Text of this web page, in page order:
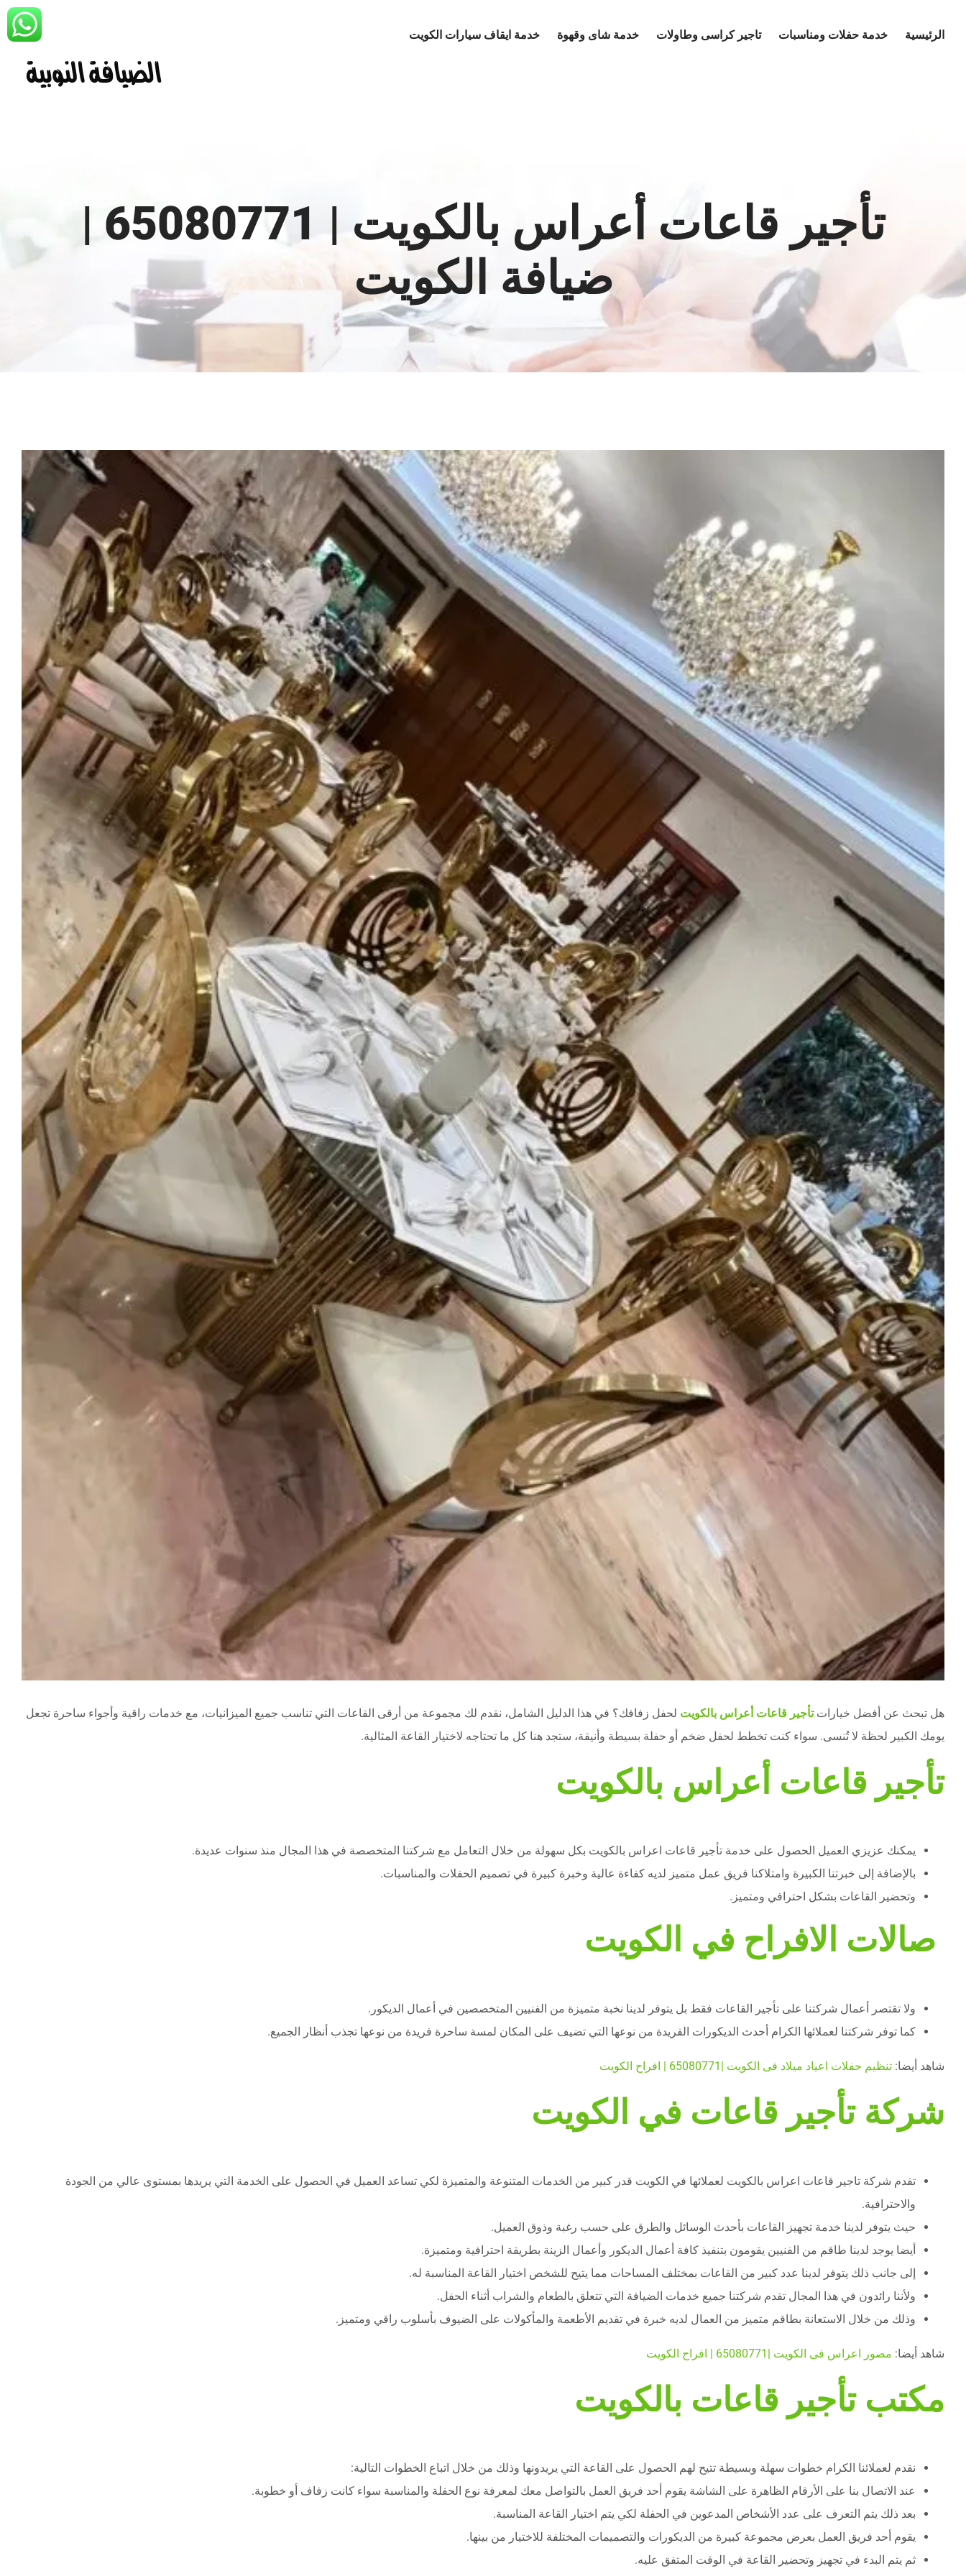
الرئيسية خدمة حفلات ومناسبات تاجير كراسى وطاولات خدمة شاى وقهوة خدمة ايقاف سيارات الكويت
تأجير قاعات أعراس بالكويت | 65080771 |
ضيافة الكويت
هل تبحث عن أفضل خياراتتأجير قاعات أعراس بالكويت لحفل زفافك؟ في هذا الدليل الشامل، نقدم لك مجموعة من أرقى القاعات التي تناسب جميع الميزانيات، مع خدمات راقية وأجواء ساحرة تجعل
يومك الكبير لحظة لا تُنسى. سواء كنت تخطط لحفل ضخم أو حفلة بسيطة وأنيقة، ستجد هنا كل ما تحتاجه لاختيار القاعة المثالية.
تأجير قاعات أعراس بالكويت
يمكنك عزيزي العميل الحصول على خدمة تأجير قاعات اعراس بالكويت بكل سهولة من خلال التعامل مع شركتنا المتخصصة في هذا المجال منذ سنوات عديدة.
بالإضافة إلى خبرتنا الكبيرة وامتلاكنا فريق عمل متميز لديه كفاءة عالية وخبرة كبيرة في تصميم الحفلات والمناسبات.
وتحضير القاعات بشكل احترافي ومتميز.
صالات الافراح في الكويت
ولا تقتصر أعمال شركتنا على تأجير القاعات فقط بل يتوفر لدينا نخبة متميزة من الفنيين المتخصصين في أعمال الديكور.
كما توفر شركتنا لعملائها الكرام أحدث الديكورات الفريدة من نوعها التي تضيف على المكان لمسة ساحرة فريدة من نوعها تجذب أنظار الجميع.
شاهد أيضا: تنظيم حفلات اعياد ميلاد فى الكويت |65080771 | افراح الكويت
شركة تأجير قاعات في الكويت
تقدم شركة تاجير قاعات اعراس بالكويت لعملائها في الكويت قدر كبير من الخدمات المتنوعة والمتميزة لكي تساعد العميل في الحصول على الخدمة التي يريدها بمستوى عالي من الجودة
والاحترافية.
حيث يتوفر لدينا خدمة تجهيز القاعات بأحدث الوسائل والطرق على حسب رغبة وذوق العميل.
أيضا يوجد لدينا طاقم من الفنيين يقومون بتنفيذ كافة أعمال الديكور وأعمال الزينة بطريقة احترافية ومتميزة.
إلى جانب ذلك يتوفر لدينا عدد كبير من القاعات بمختلف المساحات مما يتيح للشخص اختيار القاعة المناسبة له.
ولأننا رائدون في هذا المجال تقدم شركتنا جميع خدمات الضيافة التي تتعلق بالطعام والشراب أثناء الحفل.
وذلك من خلال الاستعانة بطاقم متميز من العمال لديه خبرة في تقديم الأطعمة والمأكولات على الضيوف بأسلوب راقي ومتميز.
شاهد أيضا: مصور اعراس فى الكويت |65080771 | افراح الكويت
مكتب تأجير قاعات بالكويت
نقدم لعملائنا الكرام خطوات سهلة وبسيطة تتيح لهم الحصول على القاعة التي يريدونها وذلك من خلال اتباع الخطوات التالية:
عند الاتصال بنا على الأرقام الظاهرة على الشاشة يقوم أحد فريق العمل بالتواصل معك لمعرفة نوع الحفلة والمناسبة سواء كانت زفاف أو خطوبة.
بعد ذلك يتم التعرف على عدد الأشخاص المدعوين في الحفلة لكي يتم اختيار القاعة المناسبة.
يقوم أحد فريق العمل بعرض مجموعة كبيرة من الديكورات والتصميمات المختلفة للاختيار من بينها.
ثم يتم البدء في تجهيز وتحضير القاعة في الوقت المتفق عليه.